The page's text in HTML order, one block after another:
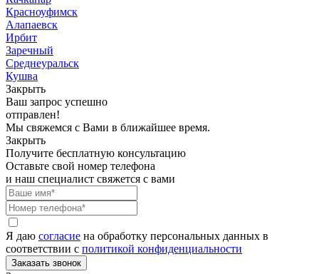
Красноуфимск
Алапаевск
Ирбит
Заречный
Среднеуральск
Кушва
Закрыть
Ваш запрос успешно
отправлен!
Мы свяжемся с Вами в ближайшее время.
Закрыть
Получите бесплатную консультацию
Оставьте свой номер телефона
и наш специалист свяжется с вами
Я даю согласие на обработку персональных данных в
соответствии с политикой конфиденциальности